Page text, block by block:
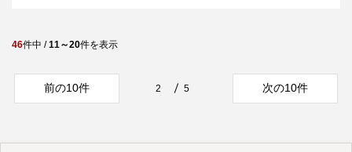
46件中 /11～20件を表示
前の10件 2 5 次の10件